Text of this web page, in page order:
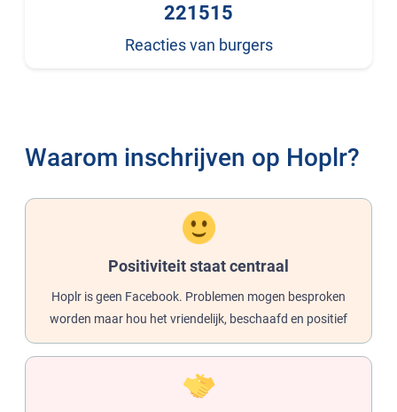
221515
Reacties van burgers
Waarom inschrijven op Hoplr?
Positiviteit staat centraal
Hoplr is geen Facebook. Problemen mogen besproken
worden maar hou het vriendelijk, beschaafd en positief